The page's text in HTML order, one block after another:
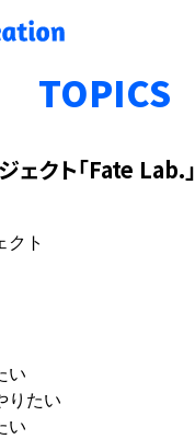
TOPICS
ェクト「Fate Lab.」
クト
い
りたい
い